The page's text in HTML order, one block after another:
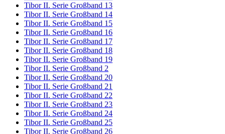
Tibor II. Serie Großband 13
Tibor II. Serie Großband 14
Tibor II. Serie Großband 15
Tibor II. Serie Großband 16
Tibor II. Serie Großband 17
Tibor II. Serie Großband 18
Tibor II. Serie Großband 19
Tibor II. Serie Großband 2
Tibor II. Serie Großband 20
Tibor II. Serie Großband 21
Tibor II. Serie Großband 22
Tibor II. Serie Großband 23
Tibor II. Serie Großband 24
Tibor II. Serie Großband 25
Tibor II. Serie Großband 26